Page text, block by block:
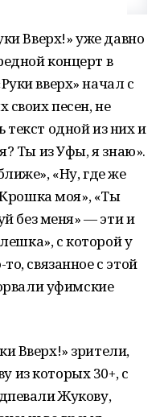
Вверх!» уже давно
концерт в
вверх» начал с
своих песен, не
одной из них и
Ты из Уфы, я знаю».
«Ну, где же
моя», «Ты
без меня» — эти и
с которой у
связанное с этой
уфимские
Вверх!» зрители,
из которых 30+, с
Жукову,